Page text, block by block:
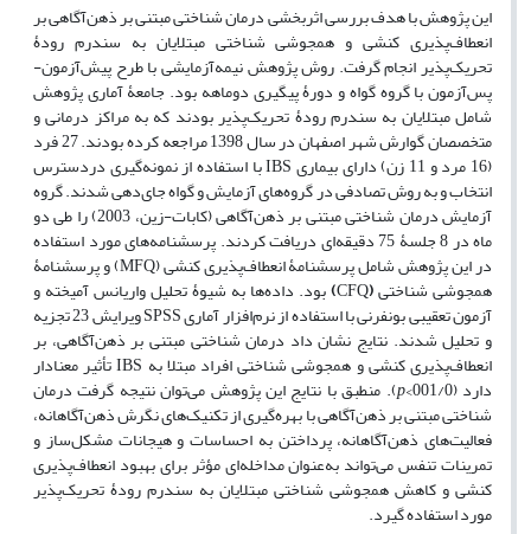
این پژوهش با هدف بررسی اثربخشی درمان شناختی مبتنی بر ذهن‌آگاهی بر
انعطاف‌پذیری کنشی و همجوشی شناختی مبتلایان به سندرم رودۀ
تحریک‌پذیر انجام گرفت. روش پژوهش نیمه‌آزمایشی با طرح پیش‌آزمون-
پس‌آزمون با گروه گواه و دورۀ پیگیری دوماهه بود. جامعۀ آماری پژوهش
شامل مبتلایان به سندرم رودۀ تحریک‌پذیر بودند که به مراکز درمانی و
متخصصان گوارش شهر اصفهان در سال 1398 مراجعه کرده بودند. 27 فرد
(16 مرد و 11 زن) دارای بیماری IBS با استفاده از نمونه‌گیری دردسترس
انتخاب و به روش تصادفی در گروه‌های آزمایش و گواه جای‌دهی شدند. گروه
آزمایش درمان شناختی مبتنی بر ذهن‌آگاهی (کابات-زین، 2003) را طی دو
ماه در 8 جلسۀ 75 دقیقه‌ای دریافت کردند. پرسشنامه‌های مورد استفاده
در این پژوهش شامل پرسشنامۀ انعطاف‌پذیری کنشی (MFQ) و پرسشنامۀ
همجوشی شناختی(
CFQ
)بود. داده‌ها به شیوۀ تحلیل واریانس آمیخته و
آزمون تعقیبی بونفرنی با استفاده از نرم‌افزار آماری SPSS ویرایش 23 تجزیه
و تحلیل شدند. نتایج نشان داد درمان شناختی مبتنی بر ذهن‌آگاهی، بر
انعطاف‌پذیری کنشی و همجوشی شناختیافراد مبتلا به IBS تأثیر معنادار
دارد (001/0> p). منطبق با نتایج این پژوهش می‌توان نتیجه گرفت درمان
شناختی مبتنی بر ذهن‌آگاهی با بهره‌گیری از تکنیک‌های نگرش ذهن‌آگاهانه،
فعالیت‌های ذهن‌آگاهانه، پرداختن به احساسات و هیجانات مشکل‌ساز و
تمرینات تنفس می‌تواند به‌عنوان مداخله‌ای مؤثر برای بهبود انعطاف‌پذیری
کنشی و کاهش همجوشی شناختی مبتلایان به سندرم رودۀ تحریک‌پذیر
مورد استفاده گیرد.